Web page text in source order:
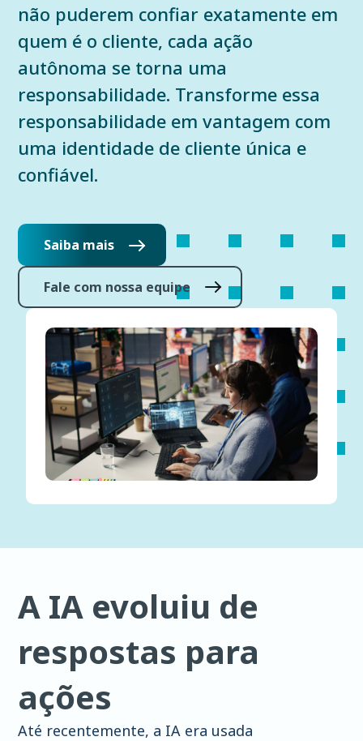
não puderem confiar exatamente em
quem é o cliente, cada ação
autônoma se torna uma
responsabilidade. Transforme essa
responsabilidade em vantagem com
uma identidade de cliente única e
confiável.
Saiba mais
Fale com nossa equipe
A IA evoluiu de
respostas para
ações
Até recentemente, a IA era usada